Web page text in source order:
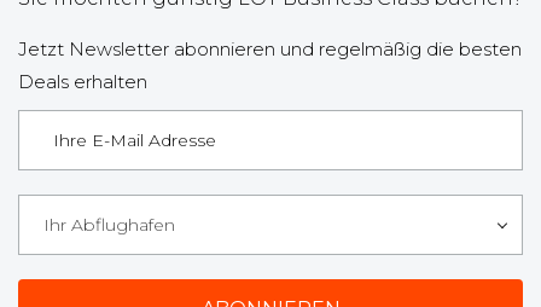
Jetzt Newsletter abonnieren und regelmäßig die besten
Deals erhalten
Ihr Abflughafen